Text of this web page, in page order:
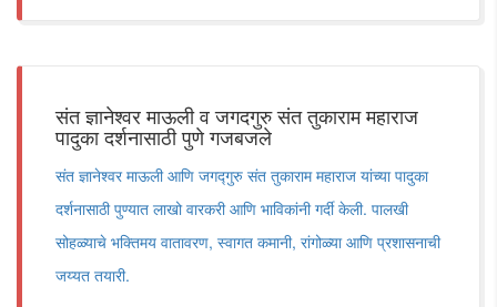
संत ज्ञानेश्वर माऊली व जगदगुरु संत तुकाराम महाराज
पादुका दर्शनासाठी पुणे गजबजले
संत ज्ञानेश्वर माऊली आणि जगद्गुरु संत तुकाराम महाराज यांच्या पादुका
दर्शनासाठी पुण्यात लाखो वारकरी आणि भाविकांनी गर्दी केली. पालखी
सोहळ्याचे भक्तिमय वातावरण, स्वागत कमानी, रांगोळ्या आणि प्रशासनाची
जय्यत तयारी.